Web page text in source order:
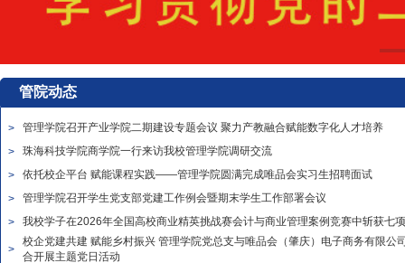
管院动态
>
管理学院召开产业学院二期建设专题会议 聚力产教融合赋能数字化人才培养
>
珠海科技学院商学院一行来访我校管理学院调研交流
>
依托校企平台 赋能课程实践——管理学院圆满完成唯品会实习生招聘面试
>
管理学院召开学生党支部党建工作例会暨期末学生工作部署会议
>
我校学子在2026年全国高校商业精英挑战赛会计与商业管理案例竞赛中斩获七
>
校企党建共建 赋能乡村振兴 管理学院党总支与唯品会（肇庆）电子商务有限公
合开展主题党日活动